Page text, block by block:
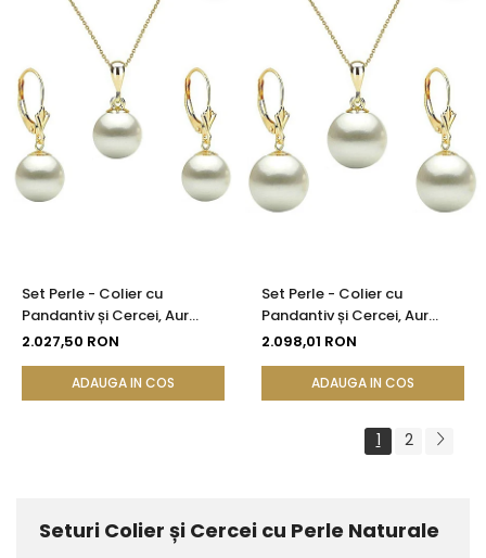
Set Perle - Colier cu
Pandantiv și Cercei, Aur
Galben 14K, Perle Albe
2.027,50 RON
ADAUGA IN COS
Set Perle - Colier cu
Pandantiv și Cercei, Aur
Galben 14K, Perle Albe
KASKADDA®
2.098,01 RON
ADAUGA IN COS
1 2
Seturi Colier și Cercei cu Perle Naturale